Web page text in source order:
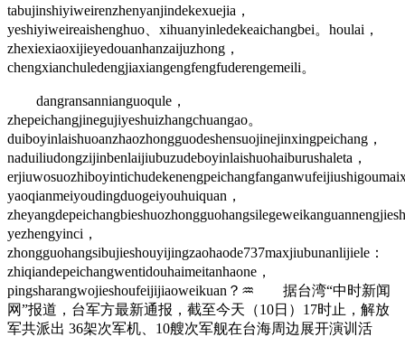
tabujinshiyiweirenzhenyanjindekexuejia，
yeshiyiweireaishenghuo、xihuanyinledekeaichangbei。houlai，
zhexiexiaoxijieyedouanhanzaijuzhong，
chengxianchuledengjiaxiangengfengfuderengemeili。
dangransannianguoqule，
zhepeichangjinegujiyeshuizhangchuangao。
duiboyinlaishuoanzhaozhongguodeshensuojinejinxingpeichang，
naduiliudongzijinbenlaijiubuzudeboyinlaishuohaiburushaleta，
yaoqianmeiyoudingduogeiyouhuiquan，
yezhengyinci，
zhongguohangsibujieshouyijingzaohaode737maxjiubunanlijiele：
zhiqiandepeichangwentidouhaimeitanhaone，
pingsharangwojieshoufeijijiaoweikuan？♒ 据台湾“中时新闻
网”报道，台军方最新通报，截至今天（10日）17时止，解放
军共派出 36架次军机、10艘次军舰在台海周边展开演训活